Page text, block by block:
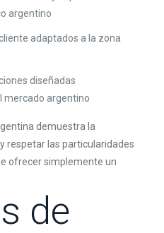
argentino
adaptados a la zona
diseñadas
mercado argentino
demuestra la
respetar las particularidades
ofrecer simplemente un
de